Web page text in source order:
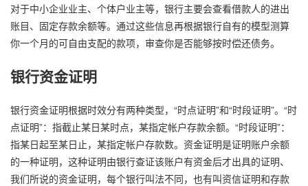
对于中小企业业主、个体户业主等，银行主要会查看借款人的进出
账目、固定存款余额等。通过这些信息再根据银行自有的模型测算
你一个月的可自由支配的款项，审查你是否能够按时偿还债务。
银行资金证明
银行资金证明根据时效分有两种类型，“时点证明”和“时段证明”。“时
点证明”：指截止某日某时点，某指定帐户存款余额。“时段证明”：
指某日起至某日止，某指定帐户存款数。资金证明是证明账户余额
的一种证明，这种证明由银行查证该账户有资金后才出具的证明、
我们所说的资金证明，每个银行叫法不同，也有叫资信证明和存款